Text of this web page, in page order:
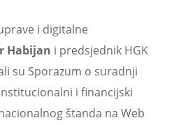
i digitalne
Habijan i predsjednik HGK
su Sporazum o suradnji
i financijski
štanda na Web